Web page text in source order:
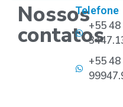
Nossos
contatos
Telefone
+55 48
+55 48